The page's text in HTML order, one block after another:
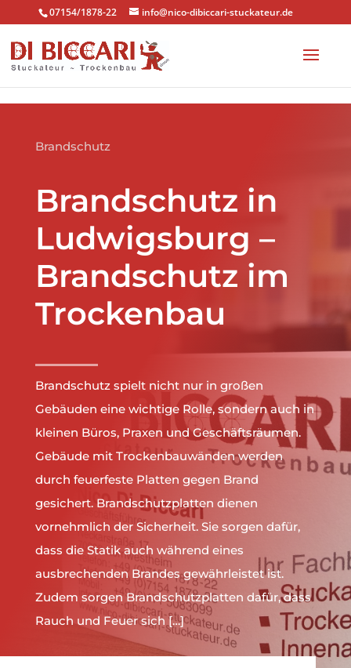
#main-footer .footer-widget h4 { color: #efefef!important; }
07154/1878-22 info@nico-dibiccari-stuckateur.de
Brandschutz
Brandschutz in
Ludwigsburg –
Brandschutz im
Trockenbau
Brandschutz spielt nicht nur in großen
Gebäuden eine wichtige Rolle, sondern auch in
kleinen Büros, Praxen und Geschäftsräumen.
Gebäude mit Trockenbauwänden werden
durch feuerfeste Platten gegen Brand
gesichert. Brandschutzplatten dienen
vornehmlich der Sicherheit. Sie sorgen dafür,
dass die Statik auch während eines
ausbrechenden Brandes gewährleistet ist.
Zudem sorgen Brandschutzplatten dafür, dass
Rauch und Feuer sich […]